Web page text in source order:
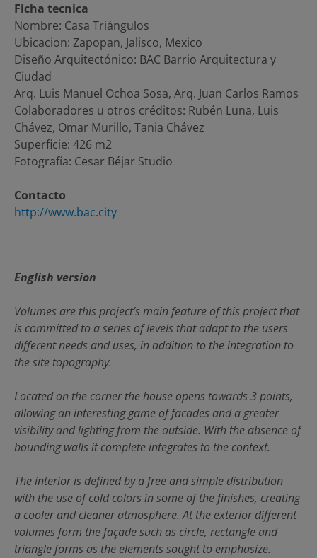
Ficha tecnica
Nombre: Casa Triángulos
Ubicacion: Zapopan, Jalisco, Mexico
Diseño Arquitectónico: BAC Barrio Arquitectura y
Ciudad
Arq. Luis Manuel Ochoa Sosa, Arq. Juan Carlos Ramos
Colaboradores u otros créditos: Rubén Luna, Luis
Chávez, Omar Murillo, Tania Chávez
Superficie: 426 m2
Fotografía: Cesar Béjar Studio
Contacto
http://www.bac.city
English version
Volumes are this project’s main feature of this project that
is committed to a series of levels that adapt to the users
different needs and uses, in addition to the integration to
the site topography.
Located on the corner the house opens towards 3 points,
allowing an interesting game of facades and a greater
visibility and lighting from the outside. With the absence of
bounding walls it complete integrates to the context.
The interior is defined by a free and simple distribution
with the use of cold colors in some of the finishes, creating
a cooler and cleaner atmosphere. At the exterior different
volumes form the façade such as circle, rectangle and
triangle forms as the elements sought to emphasize.